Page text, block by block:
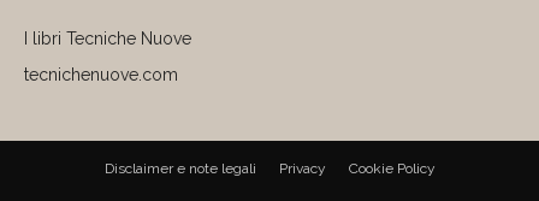
I libri Tecniche Nuove
tecnichenuove.com
Disclaimer e note legali Privacy Cookie Policy